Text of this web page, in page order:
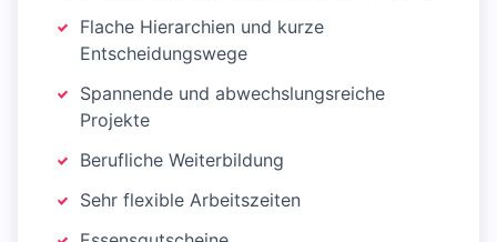
Flache Hierarchien und kurze
Entscheidungswege
Spannende und abwechslungsreiche
Projekte
Berufliche Weiterbildung
Sehr flexible Arbeitszeiten